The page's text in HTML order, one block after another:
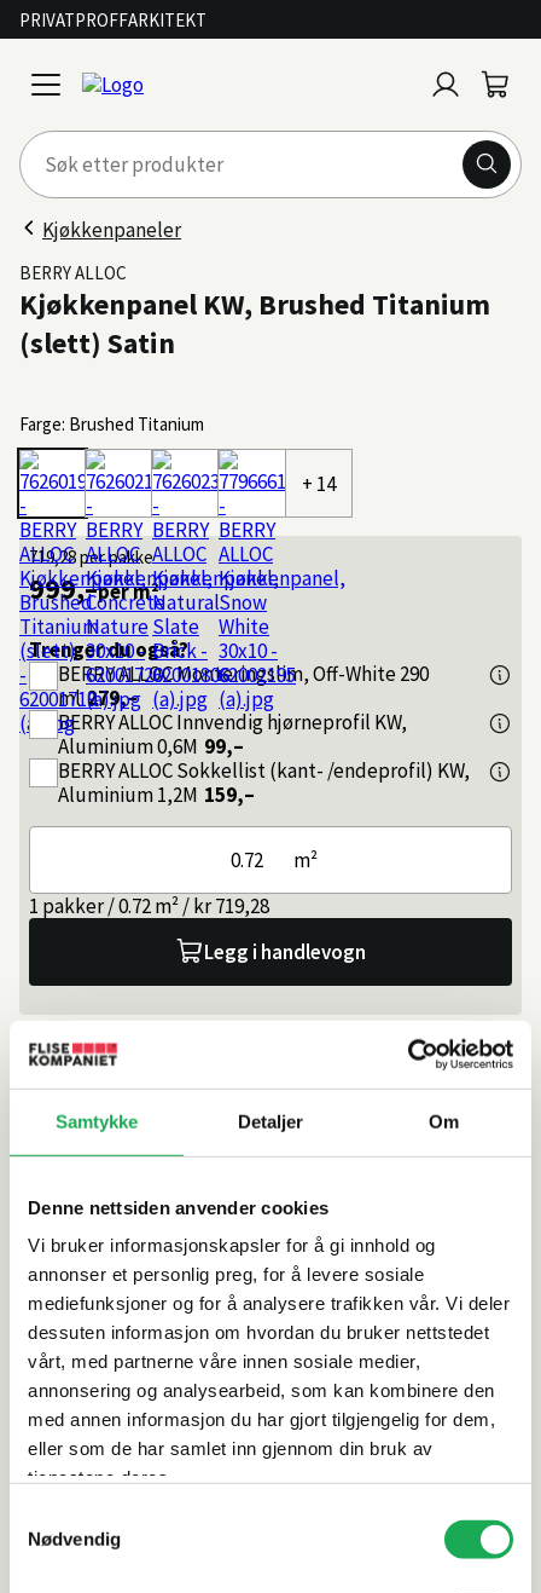
Samtykke Detaljer Om
Denne nettsiden anvender cookies
Vi bruker informasjonskapsler for å gi innhold og
annonser et personlig preg, for å levere sosiale
mediefunksjoner og for å analysere trafikken vår. Vi deler
dessuten informasjon om hvordan du bruker nettstedet
vårt, med partnerne våre innen sosiale medier,
annonsering og analysearbeid, som kan kombinere den
med annen informasjon du har gjort tilgjengelig for dem,
eller som de har samlet inn gjennom din bruk av
tjenestene deres.
Nødvendig
PRIVATPROFFARKITEKT
open
menu
inn
Kjøkkenpaneler
BERRY ALLOC
Kjøkkenpanel KW, Brushed Titanium
(slett) Satin
Farge: Brushed Titanium
+ 14
719,28per pakke
999,–per m²
Trenger du også?
BERRY ALLOCMonteringslim, Off-White 290
ml 279,–
BERRY ALLOCInnvendig hjørneprofil KW,
Aluminium 0,6M 99,–
BERRY ALLOCSokkellist (kant- /endeprofil) KW,
Aluminium 1,2M 159,–
m²
1 pakker / 0.72 m² / kr 719,28
Legg i handlevogn
Slik kan du få varen
Bestillingsvare: Forventes til nettlager 8/17/2026, ved
bestilling i dag.
Les mer
Ikke på lager i butikk
Tynn lam rett på veggen ideell for renovasjon
Rask fornyelse av kjøkkenet
Enkel vedlikehold
Tåler varme oig vannsøl
Pene og tidløse farger
Artikkelnr.101255051
Beregn frakten
Ditt postnummer